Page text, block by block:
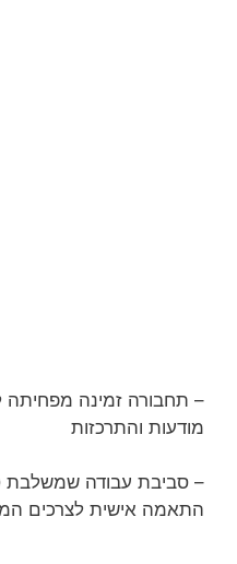
– תחבורה זמינה מפחיתה
מודעות והתרכזות
– סביבת עבודה שמשלבת
התאמה אישית לצרכים